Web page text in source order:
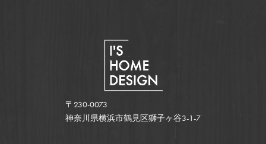
〒230-0073
神奈川県横浜市鶴見区獅子ヶ谷3-1-7